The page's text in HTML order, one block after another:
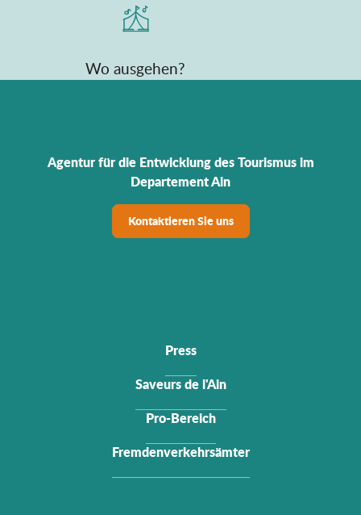
Wo ausgehen?
Agentur für die Entwicklung des Tourismus im
Departement Ain
Kontaktieren Sie uns
Press
Saveurs de l'Ain
Pro-Bereich
Fremdenverkehrsämter